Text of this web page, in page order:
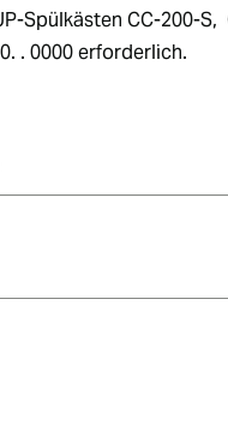
Spülkästen CC-200-S,
. 0000 erforderlich.